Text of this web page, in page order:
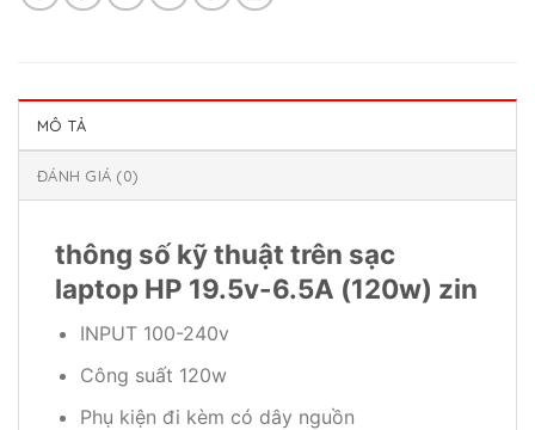
MÔ TẢ
ĐÁNH GIÁ (0)
thông số kỹ thuật trên sạc
laptop HP 19.5v-6.5A (120w) zin
INPUT 100-240v
Công suất 120w
Phụ kiện đi kèm có dây nguồn